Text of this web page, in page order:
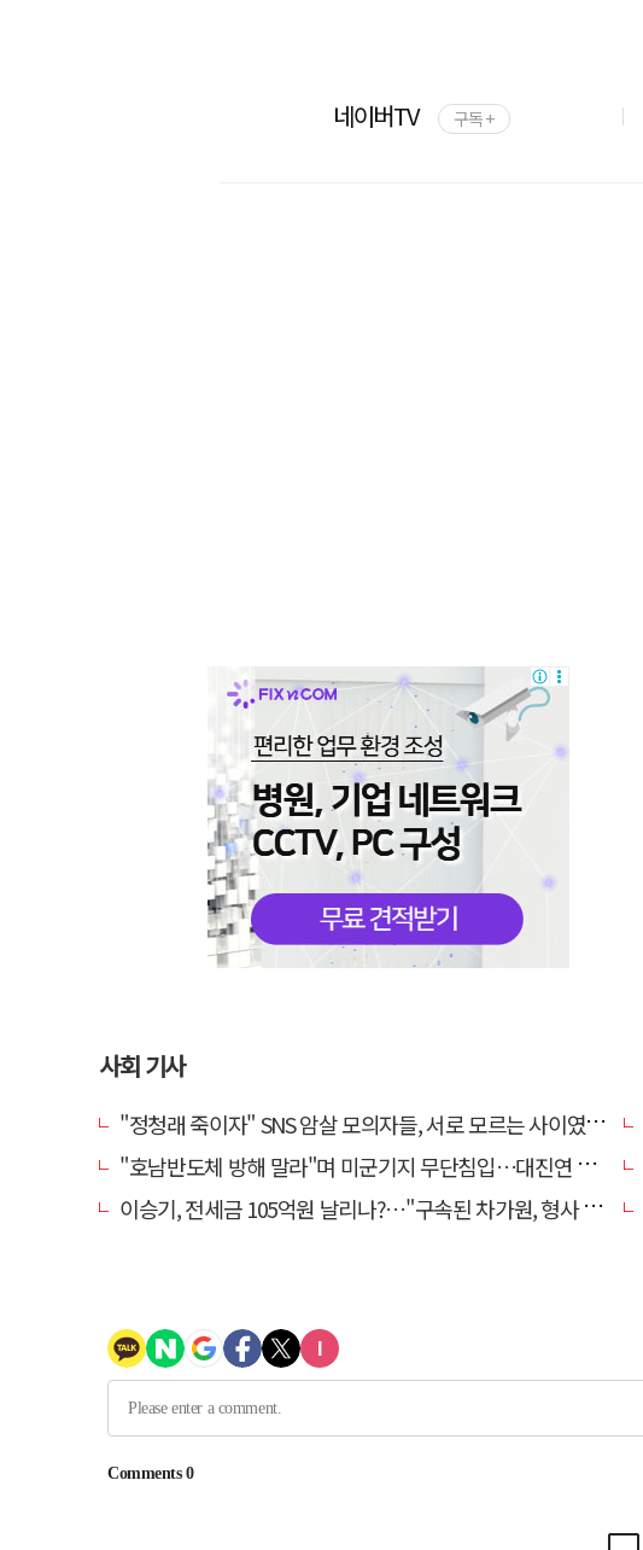
네이버TV 구독 +
사회 기사
"정청래 죽이자" SNS 암살 모의자들, 서로 모르는 사이였다…檢송치
"호남반도체 방해 말라"며 미군기지 무단침입…대진연 회원 3명 '구속'
이승기, 전세금 105억원 날리나?…"구속된 차가원, 형사 범죄 영역"